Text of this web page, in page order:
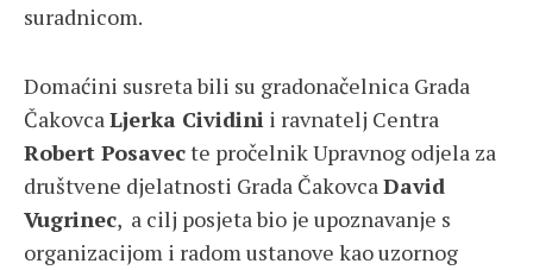
suradnicom.
Domaćini susreta bili su gradonačelnica Grada
ČakovcaLjerka Cividini i ravnatelj Centra
Robert Posavecte pročelnik Upravnog odjela za
društvene djelatnosti Grada ČakovcaDavid
Vugrinec, a cilj posjeta bio je upoznavanje s
organizacijom i radom ustanove kao uzornog